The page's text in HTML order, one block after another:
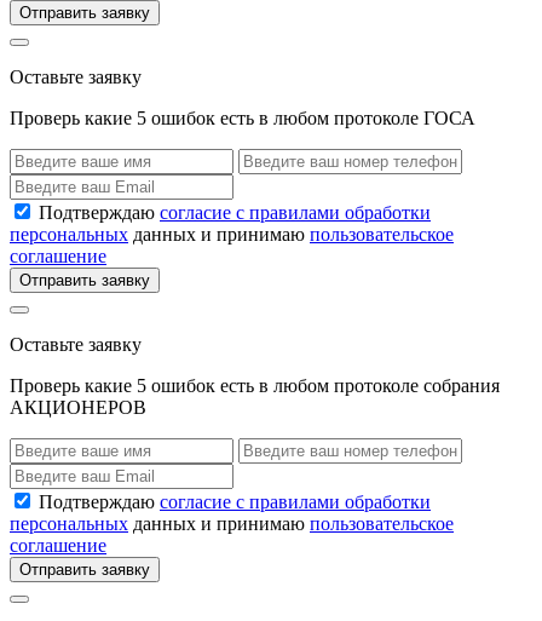
Отправить заявку
Оставьте заявку
Проверь какие 5 ошибок есть в любом протоколе ГОСА
Подтверждаю согласие с правилами обработки
персональных данных и принимаю пользовательское
соглашение
Отправить заявку
Оставьте заявку
Проверь какие 5 ошибок есть в любом протоколе собрания
АКЦИОНЕРОВ
Подтверждаю согласие с правилами обработки
персональных данных и принимаю пользовательское
соглашение
Отправить заявку